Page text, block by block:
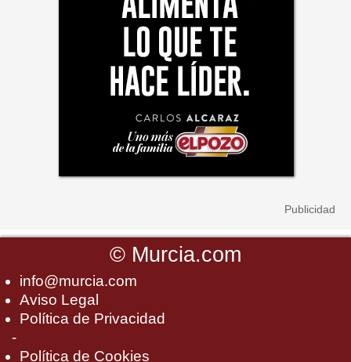
© Murcia.com
info@murcia.com
Aviso Legal
Política de Privacidad
-
Política de Cookies